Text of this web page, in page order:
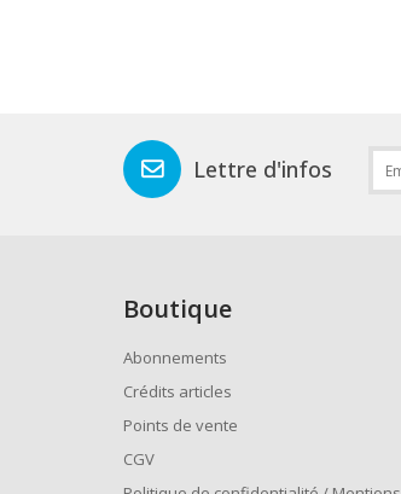
Lettre d'infos
Boutique
Abonnements
Crédits articles
Points de vente
CGV